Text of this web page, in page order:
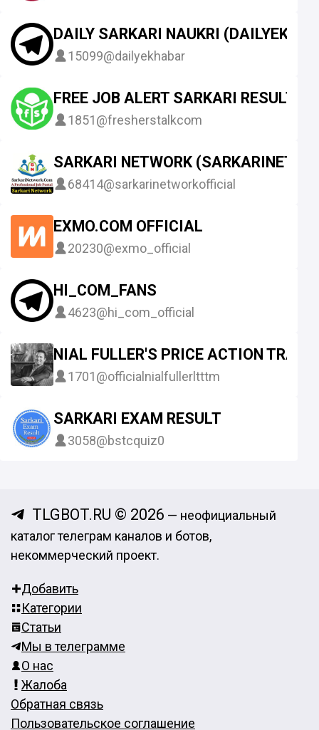
DAILY SARKARI NAUKRI
15099@dailyekhabar
FREE JOB ALERT SARKARI RESULT
1851@fresherstalkcom
SARKARI NETWORK
68414@sarkarinetworkofficial
EXMO.COM OFFICIAL
20230@exmo_official
HI_COM_FANS
4623@hi_com_official
NIAL FULLER'S PRICE ACTION
1701@officialnialfullerltttm
SARKARI EXAM RESULT
3058@bstcquiz0
TLGBOT.RU © 2026 — неофициальный
каталог телеграм каналов и ботов,
некоммерческий проект.
Добавить
Категории
Статьи
Мы в телеграмме
О нас
Жалоба
Обратная связь
Пользовательское соглашение